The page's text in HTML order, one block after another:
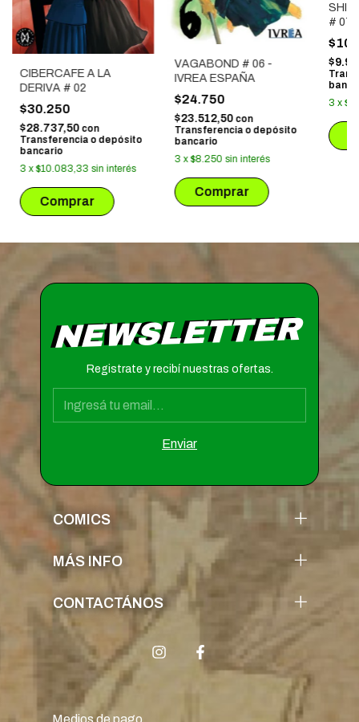
CIBERCAFE A LA
DERIVA # 02
$30.250
$28.737,50 con
Transferencia o depósito
bancario
3 x$10.083,33 sin interés
VAGABOND # 06 -
IVREA ESPAÑA
$24.750
$23.512,50 con
Transferencia o depósito
bancario
3 x$8.250 sin interés
SHIN
# 07
3 x
NEWSLETTER
Registrate y recibí nuestras ofertas.
COMICS
MÁS INFO
CONTACTÁNOS